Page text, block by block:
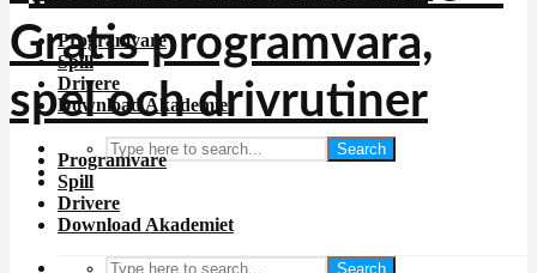
Programvare
Spill
Drivere
Download Akademiet
Search
Programvare
Spill
Drivere
Download Akademiet
Search